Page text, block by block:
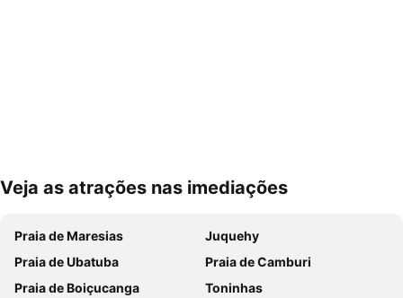
Ampliar mapa
Veja as atrações nas imediações
Praia de Maresias
Juquehy
Praia de Ubatuba
Praia de Camburi
Praia de Boiçucanga
Toninhas